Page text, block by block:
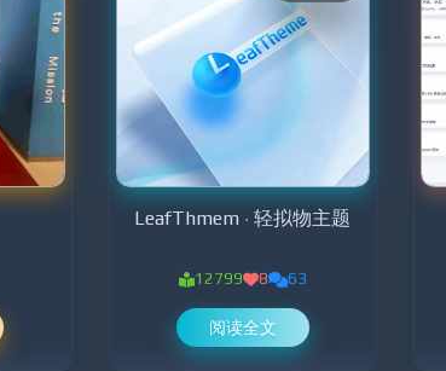
LeafThmem · 轻拟物主题
12799 8 63
阅读全文